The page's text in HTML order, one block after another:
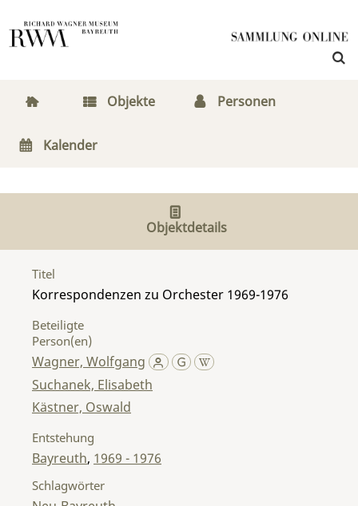
Objekte Personen
Kalender
Objektdetails
Titel
Korrespondenzen zu Orchester 1969-1976
Beteiligte
Person(en)
Wagner, Wolfgang
Suchanek, Elisabeth
Kästner, Oswald
Entstehung
Bayreuth, 1969 - 1976
Schlagwörter